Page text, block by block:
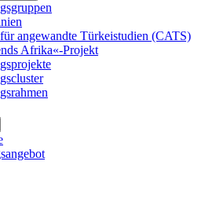
angewandte Türkeistudien (CATS)
Afrika«-Projekt